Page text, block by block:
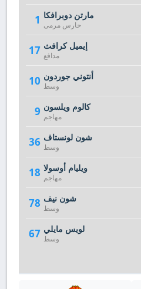
1 مارتن دوبرافكا
حارس مرمى
17 إيميل كرافث
مدافع
10 أنتوني جوردون
وسط
9 كالوم ويلسون
مهاجم
36 شون لونستاف
وسط
18 ويليام أوسولا
مهاجم
78 شون نيف
وسط
67 لويس مايلي
وسط